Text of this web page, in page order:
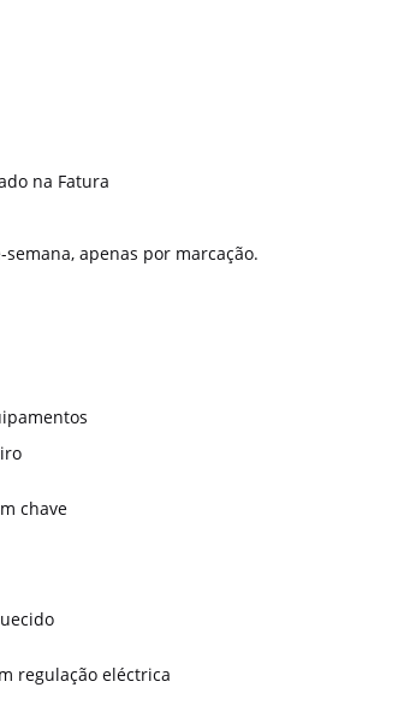
na Fatura
semana, apenas por marcação.
chave
regulação eléctrica